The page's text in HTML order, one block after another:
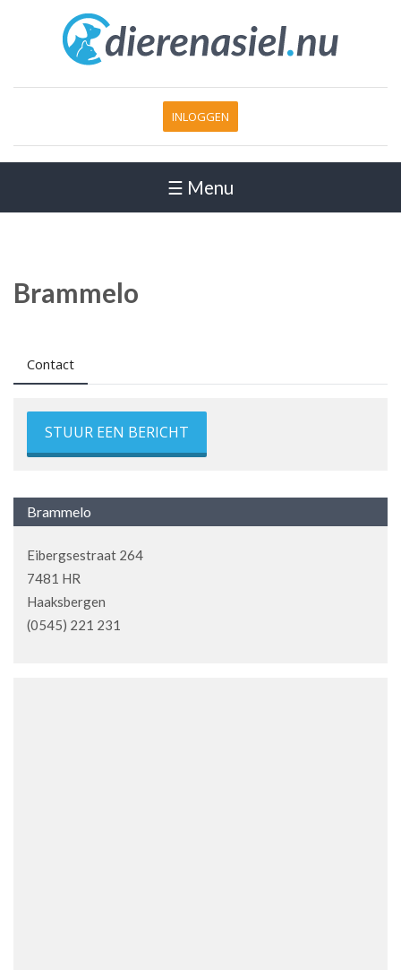
INLOGGEN
☰ Menu
Brammelo
Contact
STUUR EEN BERICHT
Brammelo
Eibergsestraat 264
7481 HR
Haaksbergen
(0545) 221 231